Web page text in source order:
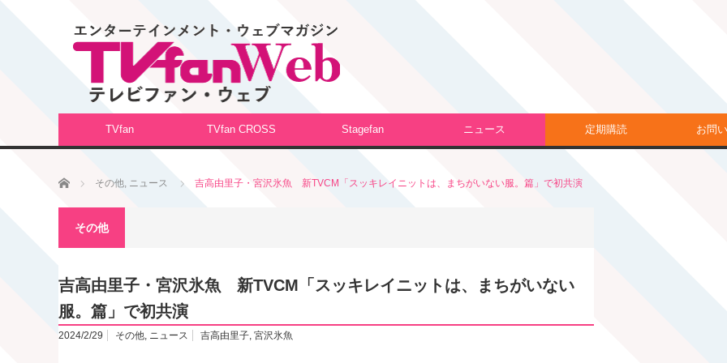
TVfan TVfan CROSS Stagefan ニュース 定期購読 お問
ホーム その他, ニュース 吉高由里子・宮沢氷魚 新TVCM「スッキレイニットは、まちがいない服。篇」で初共演
その他
吉高由里子・宮沢氷魚 新TVCM「スッキレイニットは、まちがいない
服。篇」で初共演
2024/2/29 その他, ニュース 吉高由里子, 宮沢氷魚